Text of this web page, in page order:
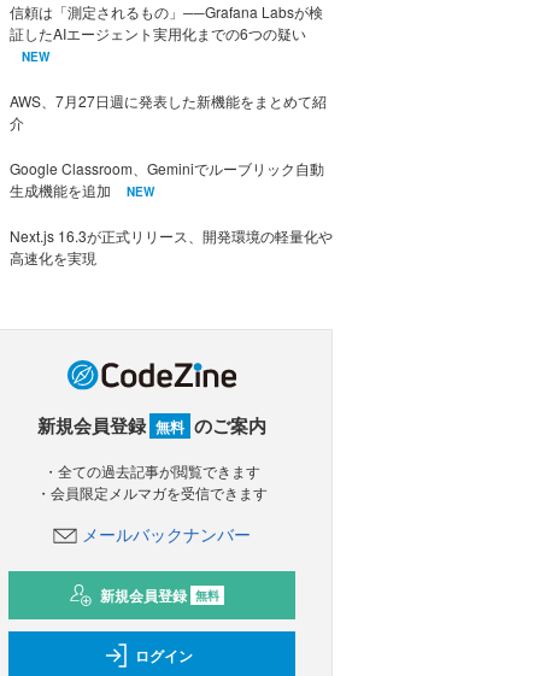
信頼は「測定されるもの」──Grafana Labsが検
証したAIエージェント実用化までの6つの疑い
NEW
AWS、7月27日週に発表した新機能をまとめて紹
介
Google Classroom、Geminiでルーブリック自動
生成機能を追加
NEW
Next.js 16.3が正式リリース、開発環境の軽量化や
高速化を実現
新規会員登録 無料 のご案内
・全ての過去記事が閲覧できます
・会員限定メルマガを受信できます
メールバックナンバー
新規会員登録 無料
ログイン